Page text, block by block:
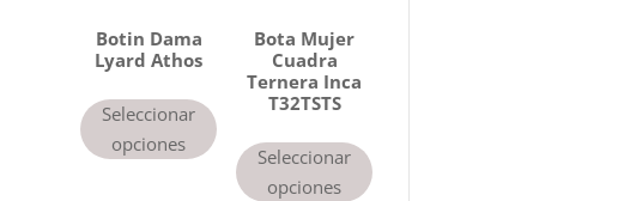
a
c
Botin Dama
Lyard Athos
Seleccionar
opciones
Bota Mujer
Cuadra
Ternera Inca
T32TSTS
Seleccionar
opciones